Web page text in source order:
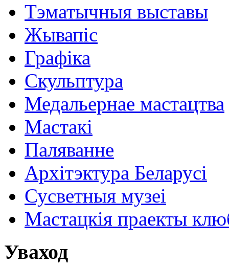
Тэматычныя выставы
Жывапіс
Графіка
Скульптура
Медальернае мастацтва
Мастакі
Паляванне
Архітэктура Беларусі
Сусветныя музеі
Мастацкія праекты
Уваход